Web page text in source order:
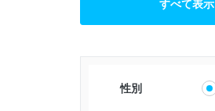
すべて表示
性別